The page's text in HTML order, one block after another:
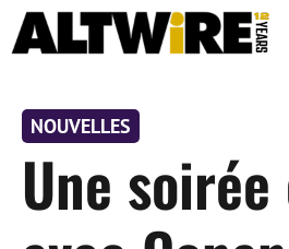
Aller
au
NOUVELLES
Une